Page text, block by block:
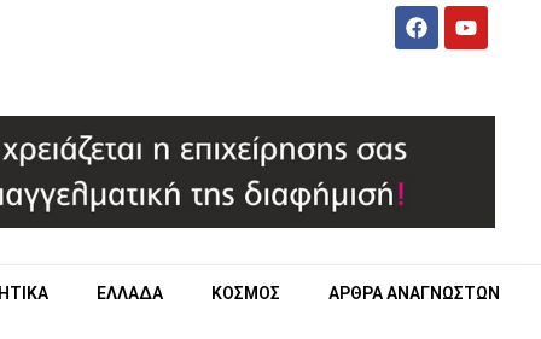
ΕΛΛΑΔΑ ΚΟΣΜΟΣ ΑΡΘΡΑ ΑΝΑΓΝΩΣΤΩΝ